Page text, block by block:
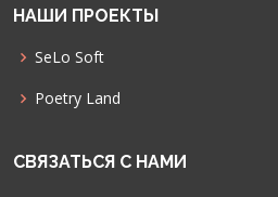
НАШИ ПРОЕКТЫ
SeLo Soft
Poetry Land
СВЯЗАТЬСЯ С НАМИ